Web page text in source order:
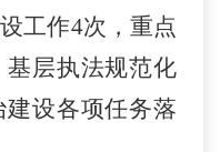
工作4次，重点
层执法规范化
设各项任务落